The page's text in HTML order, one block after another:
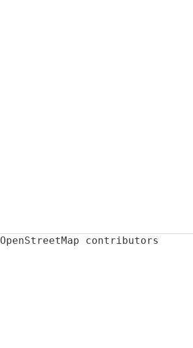
OpenStreetMap contributors